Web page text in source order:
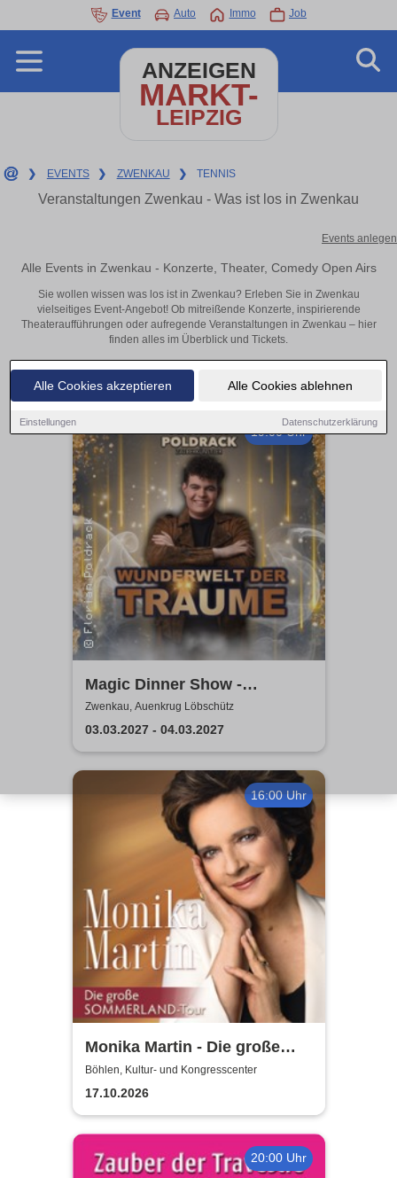
Alle Cookies akzeptieren Alle Cookies ablehnen
Einstellungen Datenschutzerklärung
Event Auto Immo Job
ANZEIGEN
MARKT-
LEIPZIG
❯ EVENTS ❯ ZWENKAU ❯ TENNIS
Veranstaltungen Zwenkau - Was ist los in Zwenkau
Events anlegen
Alle Events in Zwenkau - Konzerte, Theater, Comedy Open Airs
Sie wollen wissen was los ist in Zwenkau? Erleben Sie in Zwenkau
vielseitiges Event-Angebot! Ob mitreißende Konzerte, inspirierende
Theateraufführungen oder aufregende Veranstaltungen in Zwenkau – hier
finden alles im Überblick und Tickets.
19:00 Uhr
Magic Dinner Show -
WUNDERWELT DER TRÄUME
| Florian Poldrack
Zauberkunst
Zwenkau, Auenkrug Löbschütz
03.03.2027 - 04.03.2027
16:00 Uhr
Monika Martin - Die große
Sommerland Tour
Böhlen, Kultur- und Kongresscenter
17.10.2026
20:00 Uhr